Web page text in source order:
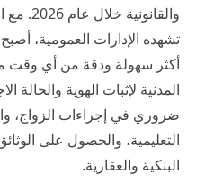
تشهده الإدارات العمومية،
أكثر سهولة ودقة من أي وقت
المدنية لإثبات الهوية والحالة
ضروري في إجراءات الزواج،
التعليمية، والحصول على
البنكية والعقارية.